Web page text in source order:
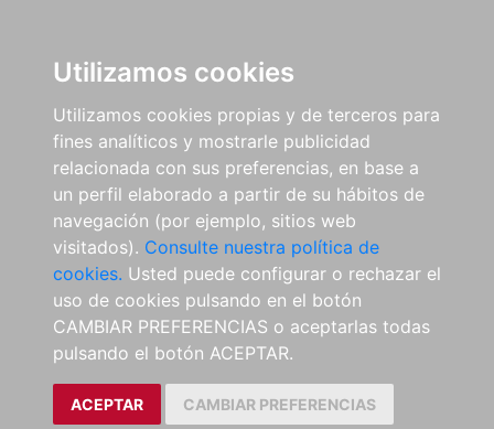
Utilizamos cookies
Utilizamos cookies propias y de terceros para
fines analíticos y mostrarle publicidad
relacionada con sus preferencias, en base a
un perfil elaborado a partir de su hábitos de
navegación (por ejemplo, sitios web
visitados). Consulte nuestra política de
cookies. Usted puede configurar o rechazar el
uso de cookies pulsando en el botón
CAMBIAR PREFERENCIAS o aceptarlas todas
pulsando el botón ACEPTAR.
ACEPTAR CAMBIAR PREFERENCIAS